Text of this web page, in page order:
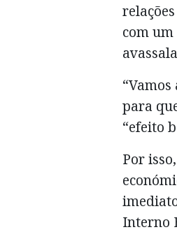
com
para
“efeito
Por
Interno